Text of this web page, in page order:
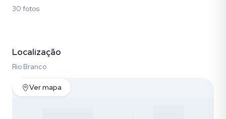
30 fotos
Localização
Rio Branco
Ver mapa